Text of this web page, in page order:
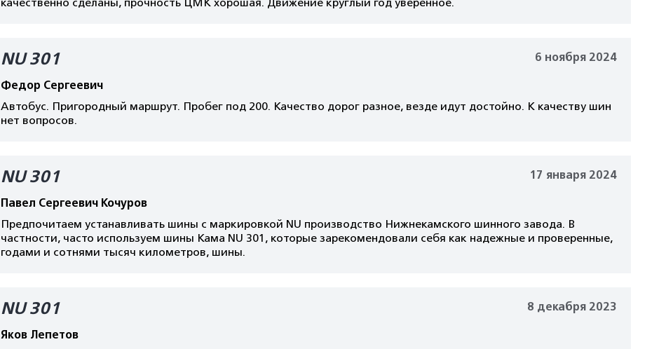
качественно сделаны, прочность ЦМК хорошая. Движение круглый год уверенное.
NU 301
Федор Сергеевич
6 ноября 2024
Автобус. Пригородный маршрут. Пробег под 200. Качество дорог разное, везде идут достойно. К качеству шин
нет вопросов.
NU 301
Павел Сергеевич Кочуров
17 января 2024
Предпочитаем устанавливать шины с маркировкой NU производство Нижнекамского шинного завода. В
частности, часто используем шины Кама NU 301, которые зарекомендовали себя как надежные и проверенные,
годами и сотнями тысяч километров, шины.
NU 301
Яков Лепетов
8 декабря 2023